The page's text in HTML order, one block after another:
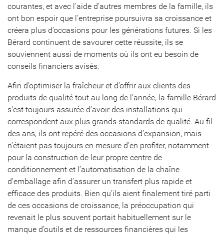
courantes, et avec l’aide d’autres membres de la famille, ils
ont bon espoir que l’entreprise poursuivra sa croissance et
créera plus d’occasions pour les générations futures. Si les
Bérard continuent de savourer cette réussite, ils se
souviennent aussi de moments où ils ont eu besoin de
conseils financiers avisés.
Afin d’optimiser la fraîcheur et d’offrir aux clients des
produits de qualité tout au long de l’année, la famille Bérard
s’est toujours assurée d’avoir des installations qui
correspondent aux plus grands standards de qualité. Au fil
des ans, ils ont repéré des occasions d’expansion, mais
n’étaient pas toujours en mesure d’en profiter, notamment
pour la construction de leur propre centre de
conditionnement et l’automatisation de la chaîne
d’emballage afin d’assurer un transfert plus rapide et
efficace des produits. Bien qu’ils aient finalement tiré parti
de ces occasions de croissance, la préoccupation qui
revenait le plus souvent portait habituellement sur le
manque d’outils et de ressources financières qui les